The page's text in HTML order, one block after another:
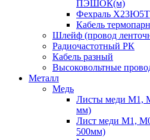
ПЭШОК(м)
Фехраль Х23Ю5Т
Кабель
Шлейф (провод
Радиочастотный РК
Кабель разный
Высоковольтные
Металл
Медь
Листы меди М1,
мм)
Лист меди М1,
500мм)